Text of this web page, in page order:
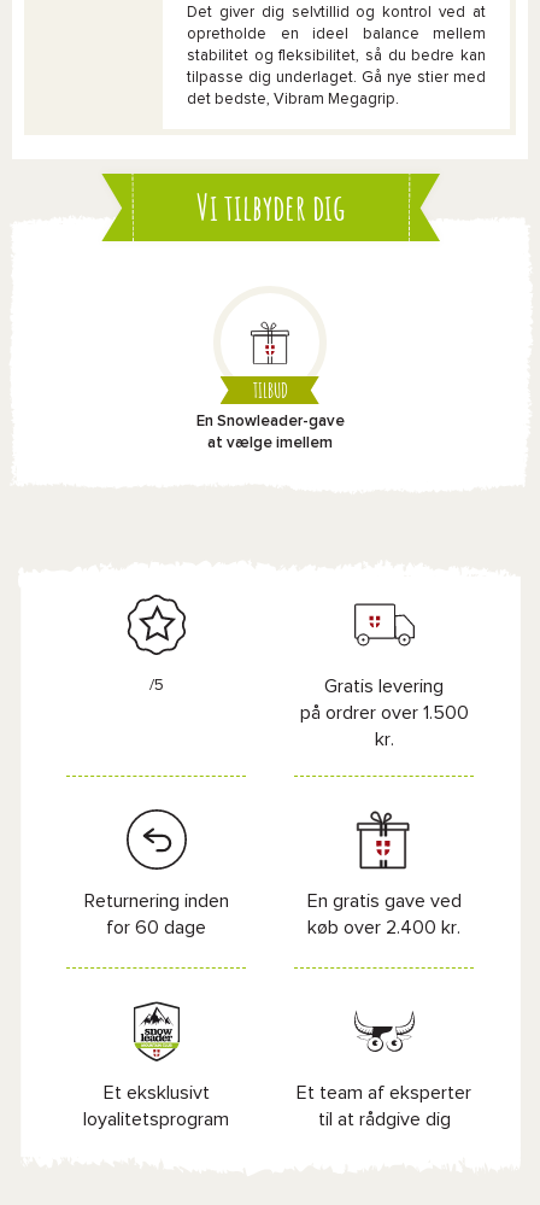
Det giver dig selvtillid og kontrol ved at
opretholde en ideel balance mellem
stabilitet og fleksibilitet, så du bedre kan
tilpasse dig underlaget. Gå nye stier med
det bedste, Vibram Megagrip.
Vi tilbyder dig
TILBUD
En Snowleader-gave
at vælge imellem
/5
Gratis levering
på ordrer over 1.500
kr.
Returnering inden
for 60 dage
En gratis gave ved
køb over 2.400 kr.
Et eksklusivt
loyalitetsprogram
Et team af eksperter
til at rådgive dig